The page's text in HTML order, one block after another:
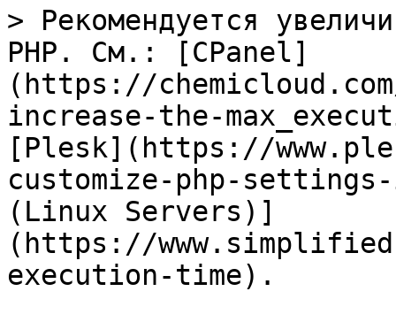
> Рекомендуется
PHP. См.: [CPanel]
(https://
increase-the-
[Plesk](https://
customize-php-
(Linux Servers)]
(https://
execution-time).